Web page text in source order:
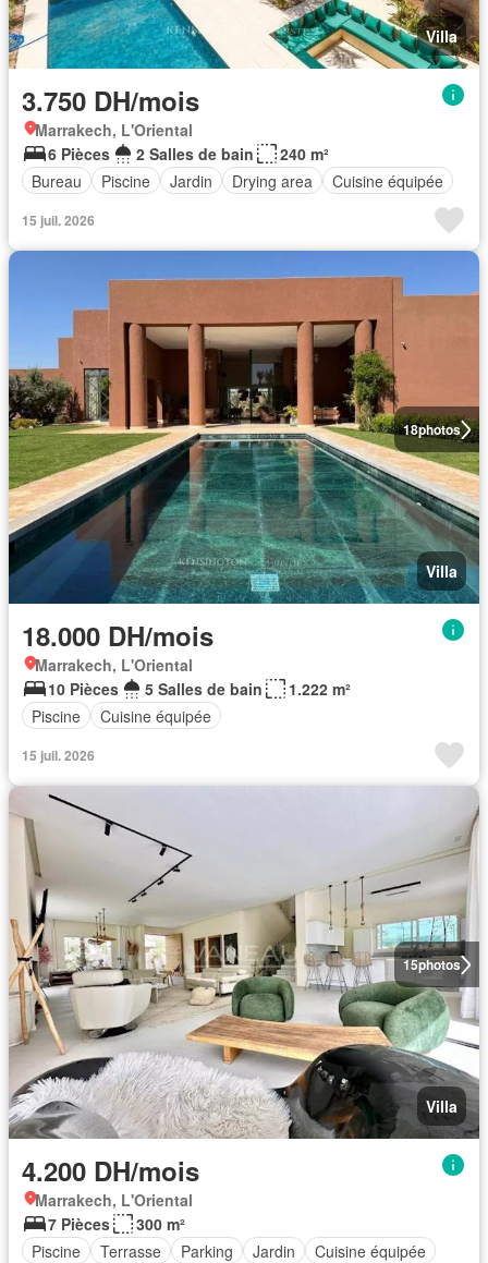
Villa
3.750 DH/mois
Marrakech, L'Oriental
6 Pièces
2 Salles de bain
240 m²
Bureau
Piscine Jardin Drying area Cuisine équipée
15 juil. 2026
18photos
Villa
18.000 DH/mois
Marrakech, L'Oriental
10 Pièces
5 Salles de bain
1.222 m²
Piscine
Cuisine équipée
15 juil. 2026
15photos
Villa
4.200 DH/mois
Marrakech, L'Oriental
7 Pièces
300 m²
Piscine
Terrasse Parking Jardin
Cuisine équipée